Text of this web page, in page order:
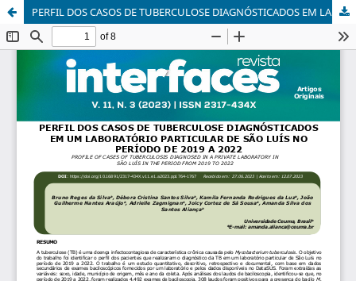
PERFIL DOS CASOS DE TUBERCULOSE DIAGNÓSTICADOS EM LABORATÓRIO PARTICULAR DO MUNICÍPIO DE SÃO LUÍS